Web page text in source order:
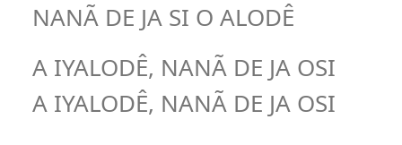
NANÃ DE JA SI O ALODÊ
A IYALODÊ, NANÃ DE JA OSI
A IYALODÊ, NANÃ DE JA OSI